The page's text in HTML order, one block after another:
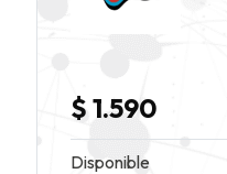
$ 1.590
Disponible